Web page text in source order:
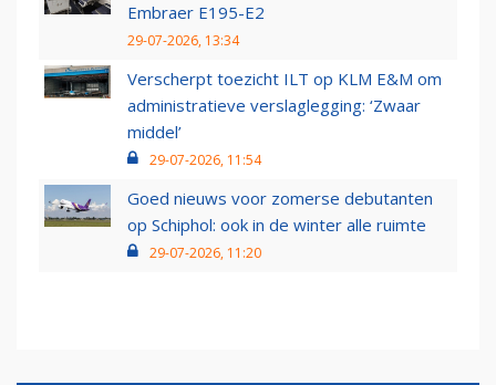
Embraer E195-E2
29-07-2026, 13:34
Verscherpt toezicht ILT op KLM E&M om
administratieve verslaglegging: ‘Zwaar
middel’
29-07-2026, 11:54
Goed nieuws voor zomerse debutanten
op Schiphol: ook in de winter alle ruimte
29-07-2026, 11:20